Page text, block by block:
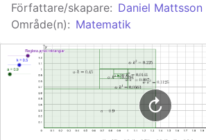
Författare/skapare: Daniel Mattsson
Område(n): Matematik